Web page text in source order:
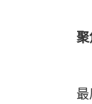
聚
最